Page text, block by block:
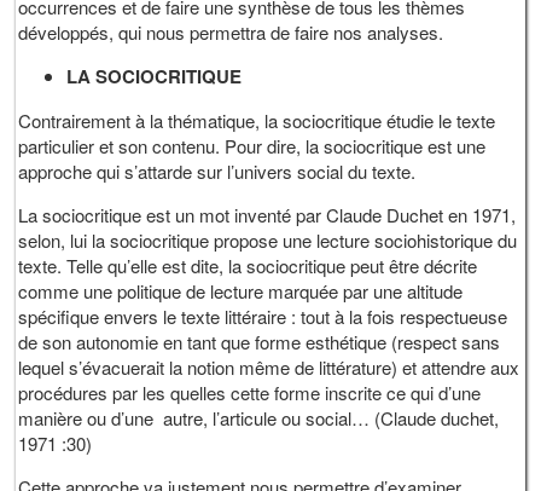
occurrences et de faire une synthèse de tous les thèmes
développés, qui nous permettra de faire nos analyses.
LA SOCIOCRITIQUE
Contrairement à la thématique, la sociocritique étudie le texte
particulier et son contenu. Pour dire, la sociocritique est une
approche qui s’attarde sur l’univers social du texte.
La sociocritique est un mot inventé par Claude Duchet en 1971,
selon, lui la sociocritique propose une lecture sociohistorique du
texte. Telle qu’elle est dite, la sociocritique peut être décrite
comme une politique de lecture marquée par une altitude
spécifique envers le texte littéraire : tout à la fois respectueuse
de son autonomie en tant que forme esthétique (respect sans
lequel s’évacuerait la notion même de littérature) et attendre aux
procédures par les quelles cette forme inscrite ce qui d’une
manière ou d’une autre, l’articule ou social… (Claude duchet,
1971 :30)